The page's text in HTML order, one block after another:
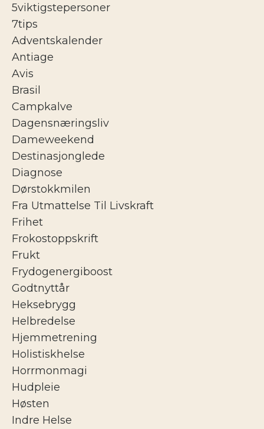
5viktigstepersoner
7tips
Adventskalender
Antiage
Avis
Brasil
Campkalve
Dagensnæringsliv
Dameweekend
Destinasjonglede
Diagnose
Dørstokkmilen
Fra Utmattelse Til Livskraft
Frihet
Frokostoppskrift
Frukt
Frydogenergiboost
Godtnyttår
Heksebrygg
Helbredelse
Hjemmetrening
Holistiskhelse
Horrmonmagi
Hudpleie
Høsten
Indre Helse